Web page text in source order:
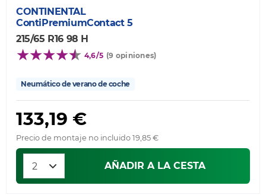
CONTINENTAL
ContiPremiumContact 5
215/65 R16 98 H
4,6/5 (9 opiniones)
Neumático de verano de coche
133,19 €
Precio de montaje no incluido 19,85 €
AÑADIR A LA CESTA